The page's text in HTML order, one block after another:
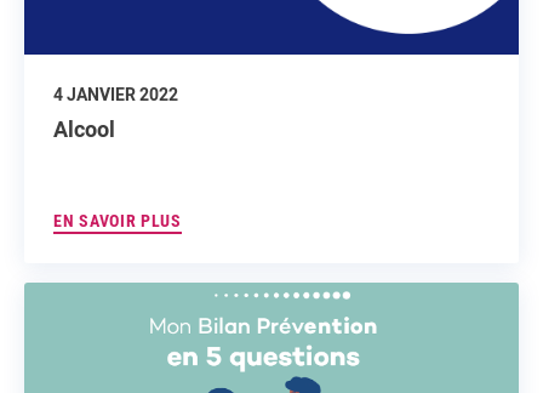
4 JANVIER 2022
Alcool
EN SAVOIR PLUS